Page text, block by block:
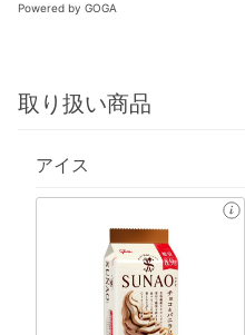
Powered by GOGA
取り扱い商品
アイス